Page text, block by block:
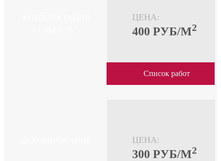
ЦЕНА:
400 PУБ/М2
Список работ
ЦЕНА:
300 PУБ/М2